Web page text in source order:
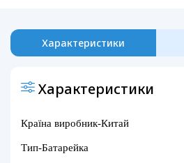
Характеристики
Характеристики
Країна виробник-Китай
Тип-Батарейка